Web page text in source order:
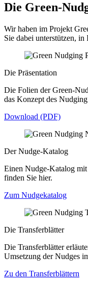
Die Green-
Wir haben im Projekt
Sie dabei unterstützen,
Die Präsentation
Die Folien der Green-
das Konzept des
Download (PDF)
Der Nudge-Katalog
Einen Nudge-Katalog
finden Sie hier.
Zum Nudgekatalog
Die Transferblätter
Die Transferblätter
Umsetzung der Nudges
Zu den Transferblättern